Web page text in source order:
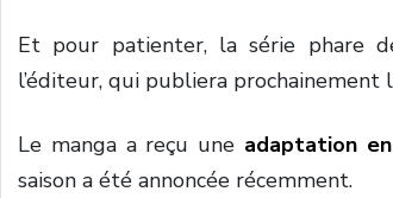
Et pour patienter, la série phare
l’éditeur, qui publiera
Le manga a reçu une adaptation
saison a été annoncée récemment.